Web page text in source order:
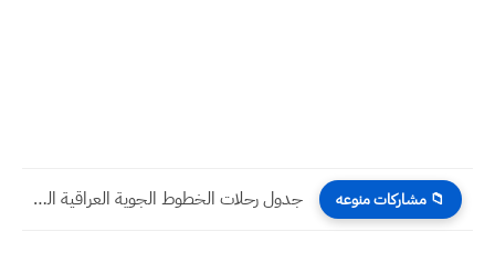
📁 مشاركات منوعه جدول رحلات الخطوط الجوية العراقية الجمعة 12 / 8 /...